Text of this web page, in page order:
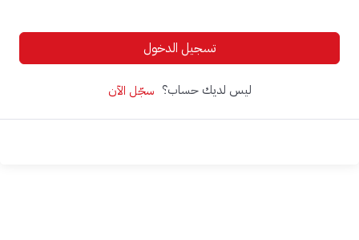
تسجيل الدخول
ليس لديك حساب؟ سجّل الآن